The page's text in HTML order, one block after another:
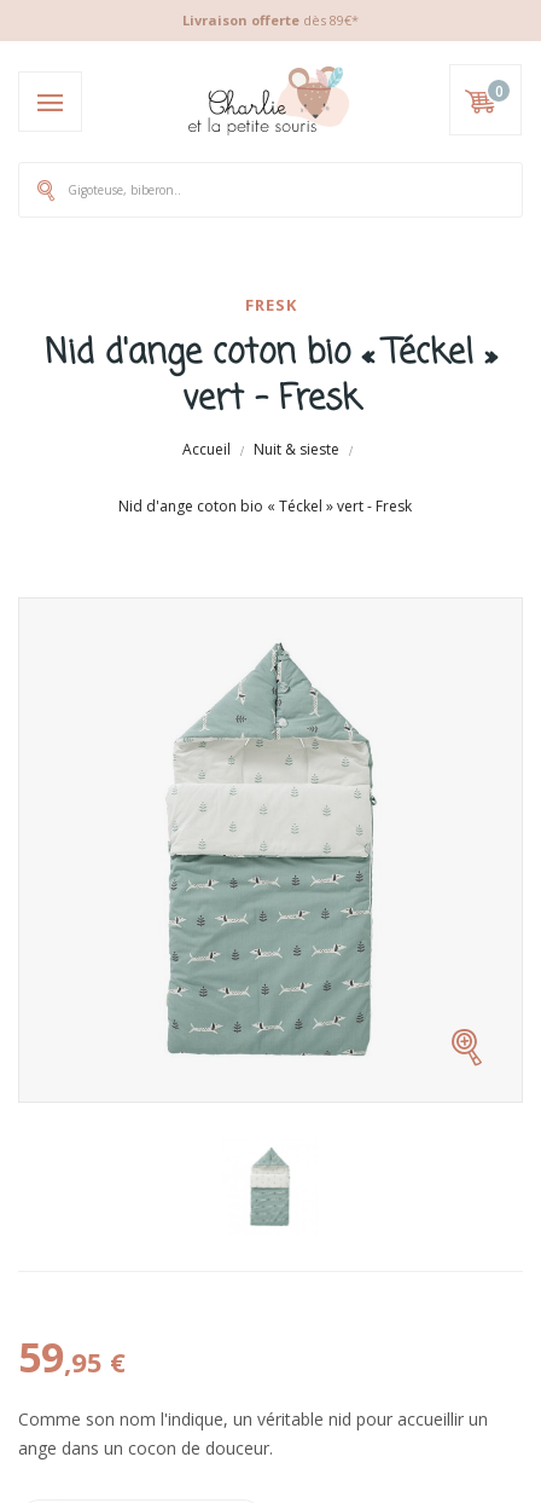
Livraison offerte dès 89€*
0
FRESK
Nid d'ange coton bio « Téckel »
vert - Fresk
Accueil Nuit & sieste
Nid d'ange coton bio « Téckel » vert - Fresk
59,95 €
Comme son nom l'indique, un véritable nid pour accueillir un
ange dans un cocon de douceur.